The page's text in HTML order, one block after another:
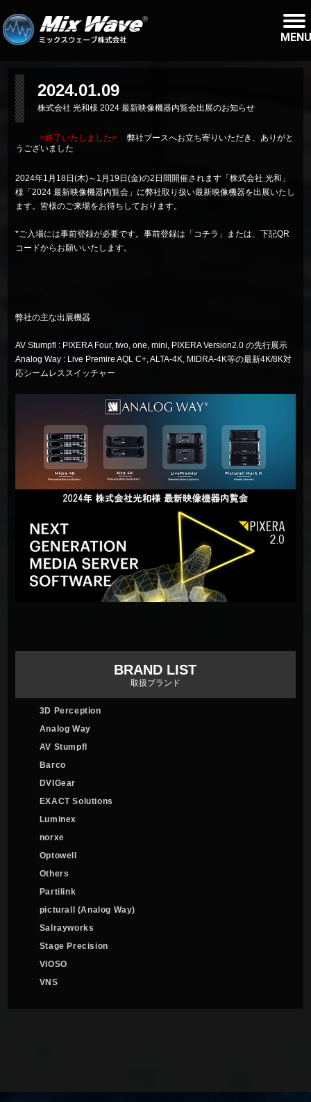
MENU
2024.01.09
株式会社 光和様 2024 最新映像機器内覧会出展のお知らせ
<終了いたしました>
弊社ブースへお立ち寄りいただき、ありがと
うございました
2024年1月18日(木)～1月19日(金)の2日間開催されます「 株式会社 光和 」
様「 2024 最新映像機器内覧会」に弊社取り扱い最新映像機器を出展いたし
ます。皆様のご来場をお待ちしております。
*ご入場には事前登録が必要です。事前登録は「 コチラ 」または、下記QR
コードからお願いいたします。
弊社の主な出展機器
AV Stumpfl : PIXERA Four, two, one, mini, PIXERAVersion2.0 の先行展示
Analog Way: Live Premire AQL C+,ALTA-4K, MIDRA-4K等の最新4K/8K対
応シームレススイッチャー
BRAND LIST
取扱ブランド
3D Perception
Analog Way
AV Stumpfl
Barco
DVIGear
EXACT Solutions
Luminex
norxe
Optowell
Others
Partilink
picturall (Analog Way)
Salrayworks
Stage Precision
VIOSO
VNS